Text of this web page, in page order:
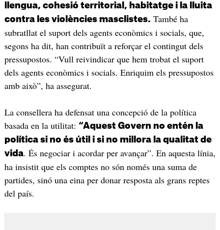
llengua, cohesió territorial, habitatge i la lluita
contra les violències masclistes. També ha
subratllat el suport dels agents econòmics i socials, que,
segons ha dit, han contribuït a reforçar el contingut dels
pressupostos. “Vull reivindicar que hem trobat el suport
dels agents econòmics i socials. Enriquim els pressupostos
amb això”, ha assegurat.
La consellera ha defensat una concepció de la política
basada en la utilitat: “Aquest Govern no entén la
política si no és útil i si no millora la qualitat de
vida. És negociar i acordar per avançar”. En aquesta línia,
ha insistit que els comptes no són només una suma de
partides, sinó una eina per donar resposta als grans reptes
del país.